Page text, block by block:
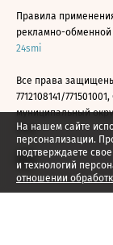
На нашем сайте
персонализации.
подтверждаете свое
и технологий
отношении
Правила
рекламно-
24smi
Все права
7712108141/
муниципальный
2026